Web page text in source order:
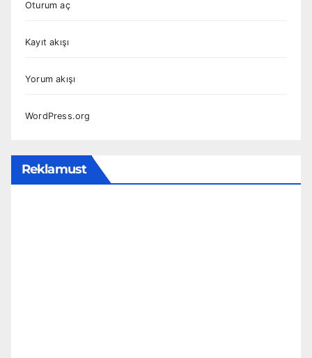
Oturum aç
Kayıt akışı
Yorum akışı
WordPress.org
Reklamust